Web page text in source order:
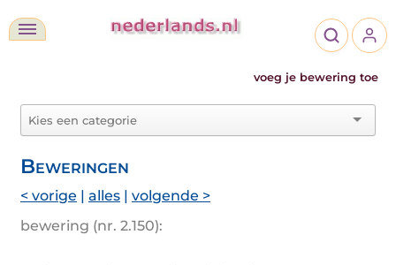
voeg je bewering toe
Beweringen
< vorige | alles | volgende >
bewering (nr. 2.150):